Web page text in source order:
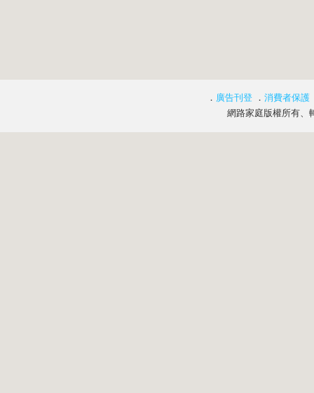
． 廣告刊登 ． 消費者保護
網路家庭版權所有、